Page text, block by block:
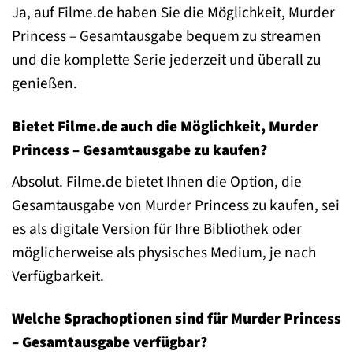
Ja, auf Filme.de haben Sie die Möglichkeit, Murder
Princess – Gesamtausgabe bequem zu streamen
und die komplette Serie jederzeit und überall zu
genießen.
Bietet Filme.de auch die Möglichkeit, Murder
Princess – Gesamtausgabe zu kaufen?
Absolut. Filme.de bietet Ihnen die Option, die
Gesamtausgabe von Murder Princess zu kaufen, sei
es als digitale Version für Ihre Bibliothek oder
möglicherweise als physisches Medium, je nach
Verfügbarkeit.
Welche Sprachoptionen sind für Murder Princess
– Gesamtausgabe verfügbar?